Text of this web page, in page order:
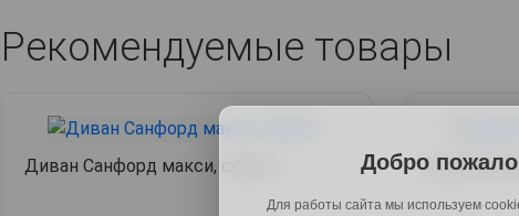
Рекомендуемые товары
Диван Санфорд макси, серый Диван
Добро
Для работы сайта мы используем